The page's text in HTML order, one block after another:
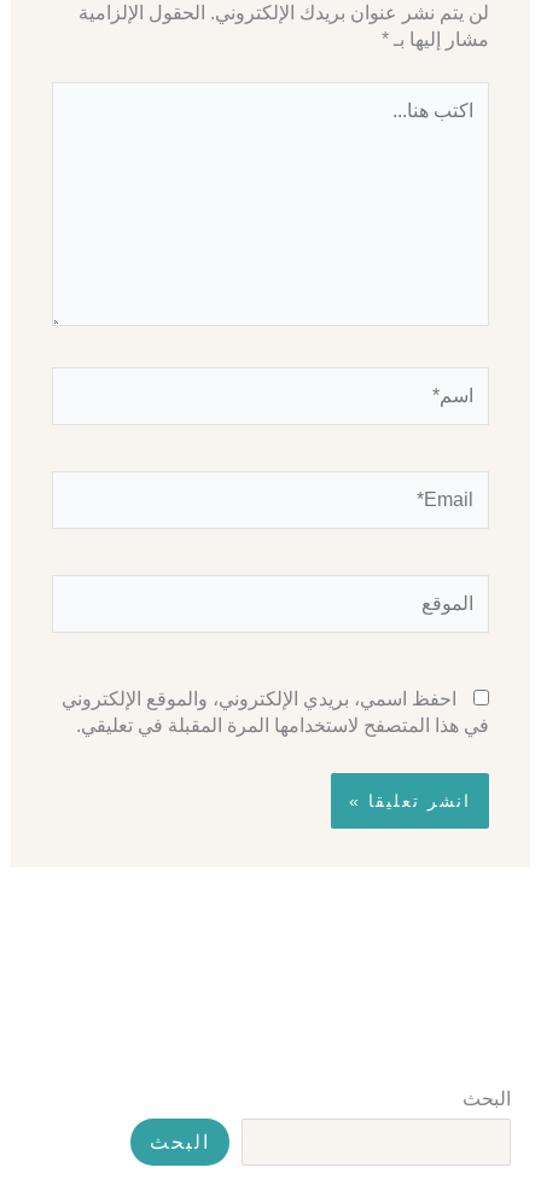
لن يتم نشر عنوان بريدك الإلكتروني. الحقول الإلزامية
مشار إليها بـ *
احفظ اسمي، بريدي الإلكتروني، والموقع الإلكتروني
في هذا المتصفح لاستخدامها المرة المقبلة في تعليقي.
البحث
البحث